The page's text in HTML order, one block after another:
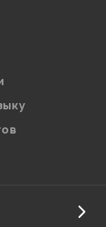
данных в
обработки